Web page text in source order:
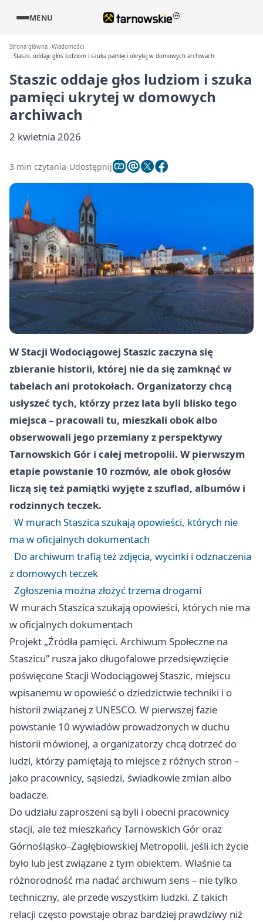
MENU
Strona główna Wiadomości
Staszic oddaje głos ludziom i szuka pamięci ukrytej w domowych archiwach
Staszic oddaje głos ludziom i szuka
pamięci ukrytej w domowych
archiwach
2 kwietnia 2026
3 min czytania Udostępnij
W Stacji Wodociągowej Staszic zaczyna się
zbieranie historii, której nie da się zamknąć w
tabelach ani protokołach. Organizatorzy chcą
usłyszeć tych, którzy przez lata byli blisko tego
miejsca – pracowali tu, mieszkali obok albo
obserwowali jego przemiany z perspektywy
Tarnowskich Gór i całej metropolii. W pierwszym
etapie powstanie 10 rozmów, ale obok głosów
liczą się też pamiątki wyjęte z szuflad, albumów i
rodzinnych teczek.
W murach Staszica szukają opowieści, których nie
ma w oficjalnych dokumentach
Do archiwum trafią też zdjęcia, wycinki i odznaczenia
z domowych teczek
Zgłoszenia można złożyć trzema drogami
W murach Staszica szukają opowieści, których nie ma
w oficjalnych dokumentach
Projekt „Źródła pamięci. Archiwum Społeczne na
Staszicu” rusza jako długofalowe przedsięwzięcie
poświęcone Stacji Wodociągowej Staszic, miejscu
wpisanemu w opowieść o dziedzictwie techniki i o
historii związanej z UNESCO. W pierwszej fazie
powstanie 10 wywiadów prowadzonych w duchu
historii mówionej, a organizatorzy chcą dotrzeć do
ludzi, którzy pamiętają to miejsce z różnych stron –
jako pracownicy, sąsiedzi, świadkowie zmian albo
badacze.
Do udziału zaproszeni są byli i obecni pracownicy
stacji, ale też mieszkańcy Tarnowskich Gór oraz
Górnośląsko–Zagłębiowskiej Metropolii, jeśli ich życie
było lub jest związane z tym obiektem. Właśnie ta
różnorodność ma nadać archiwum sens – nie tylko
techniczny, ale przede wszystkim ludzki. Z takich
relacji często powstaje obraz bardziej prawdziwy niż